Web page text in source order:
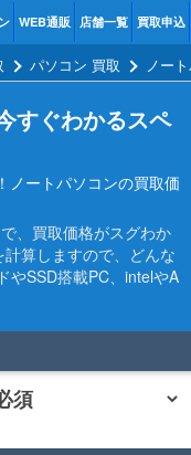
WEB通販 店舗一覧 買取申込
パソコン 買取 ノー
すぐわかるスペ
ノートパソコンの買取価
、買取価格がスグわか
算しますので、どんな
やSSD搭載PC、intelやA